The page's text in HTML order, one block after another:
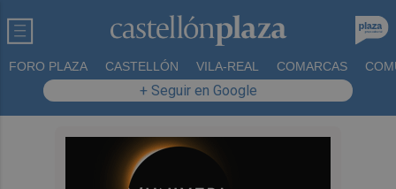
FORO PLAZA CASTELLÓN VILA-REAL COMARCAS
+ Seguir en Google